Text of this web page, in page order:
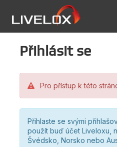
Přihlásit se
Pro přístup k této
Přihlaste se svými
použít buď účet Liveloxu,
Švédsko, Norsko nebo